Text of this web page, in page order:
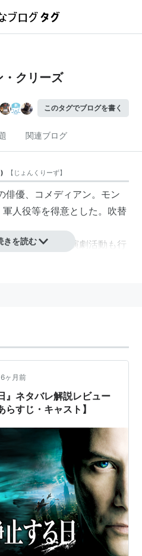
・クリーズ
このタグでブログを書く
関連ブログ
) 【 じょんくりーず】
俳優、コメディアン。モン
人役等を得意とした。吹替
する。一方、演劇活動も行
た「空飛ぶモンティ・パ
パイソンを結成し、その後
響を与える。
ティ・タワーズ
ての活動も行う。
と優しい奴ら」では、脚本
候補にもなった。
た
コニー・ブース（「フ
出演）と結婚したが1978年
きを読む
6ヶ月前
』ネタバレ解説レビュー
らすじ・キャスト】